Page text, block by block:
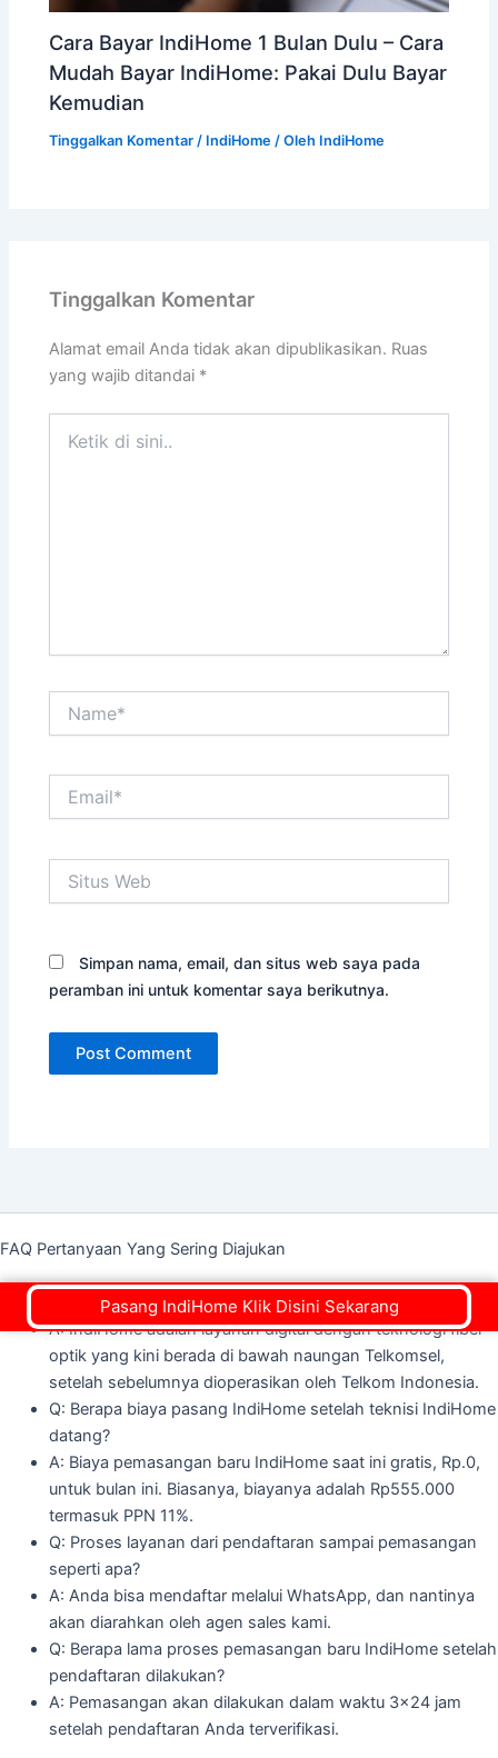
Cara Bayar IndiHome 1 Bulan Dulu – Cara
Mudah Bayar IndiHome: Pakai Dulu Bayar
Kemudian
Tinggalkan Komentar / IndiHome / Oleh IndiHome
Tinggalkan Komentar
Alamat email Anda tidak akan dipublikasikan. Ruas
yang wajib ditandai *
Web
Simpan nama, email, dan situs web saya pada
peramban ini untuk komentar saya berikutnya.
FAQ Pertanyaan Yang Sering Diajukan
Q: Apa itu IndiHome?
A: IndiHome adalah layanan digital dengan teknologi fiber
optik yang kini berada di bawah naungan Telkomsel,
setelah sebelumnya dioperasikan oleh Telkom Indonesia.
Q: Berapa biaya pasang IndiHome setelah teknisi IndiHome
datang?
A: Biaya pemasangan baru IndiHome saat ini gratis, Rp.0,
untuk bulan ini. Biasanya, biayanya adalah Rp555.000
termasuk PPN 11%.
Q: Proses layanan dari pendaftaran sampai pemasangan
seperti apa?
A: Anda bisa mendaftar melalui WhatsApp, dan nantinya
akan diarahkan oleh agen sales kami.
Q: Berapa lama proses pemasangan baru IndiHome setelah
pendaftaran dilakukan?
A: Pemasangan akan dilakukan dalam waktu 3x24 jam
setelah pendaftaran Anda terverifikasi.
Pasang IndiHome Klik Disini Sekarang